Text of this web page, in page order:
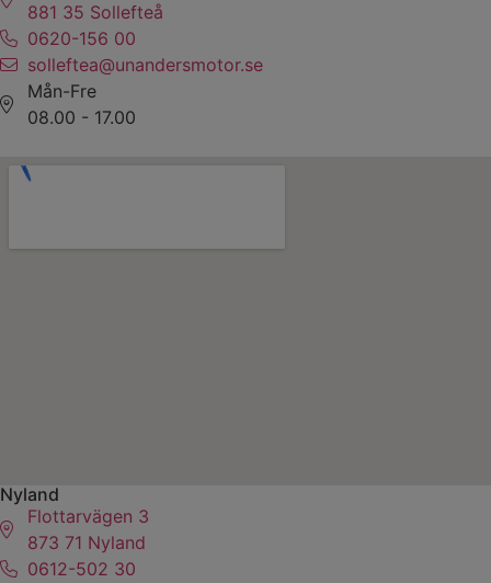
881 35 Sollefteå
0620-156 00
solleftea@unandersmotor.se
Mån-Fre
08.00 - 17.00
Nyland
Flottarvägen 3
873 71 Nyland
0612-502 30